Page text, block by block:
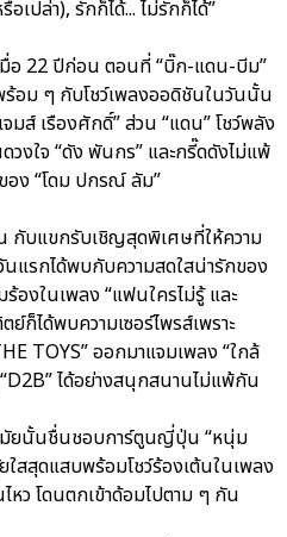
เปล่า), รักก็ได้... ไม่รักก็ได้”
อ 22 ปีก่อน ตอนที่ “บิ๊ก-แดน-บีม”
อม ๆ กับโชว์เพลงออดิชันในวันนั้น
มส์ เรืองศักดิ์” ส่วน “แดน” โชว์พลัง
งใจ “ดัง พันกร” และกรี๊ดดังไม่แพ้
ของ “โดม ปกรณ์ ลัม”
กับแขกรับเชิญสุดพิเศษที่ให้ความ
แรกได้พบกับความสดใสน่ารักของ
องในเพลง “แฟนใครไม่รู้ และ
ย์ก็ได้พบความเซอร์ไพรส์เพราะ
TOYS” ออกมาแจมเพลง “ใกล้
ได้อย่างสนุกสนานไม่แพ้กัน
สมัยนั้นชื่นชอบการ์ตูนญี่ปุ่น “หนุ่ม
สสุดแสบพร้อมโชว์ร้องเต้นในเพลง
ว โดนตกเข้าด้อมไปตาม ๆ กัน